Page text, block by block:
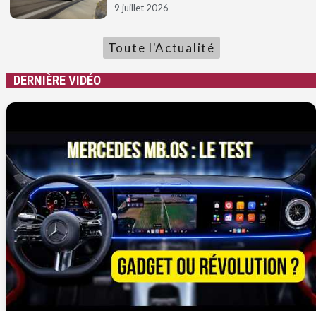
9 juillet 2026
Toute l'Actualité
DERNIÈRE VIDÉO